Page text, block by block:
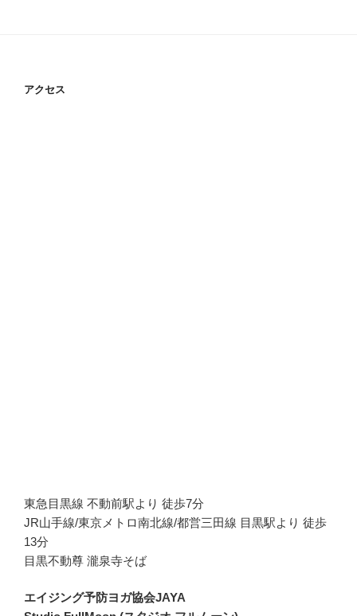
アクセス
東急目黒線 不動前駅より 徒歩7分
JR山手線/東京メトロ南北線/都営三田線 目黒駅より 徒歩
13分
目黒不動尊 瀧泉寺そば
エイジング予防ヨガ協会JAYA